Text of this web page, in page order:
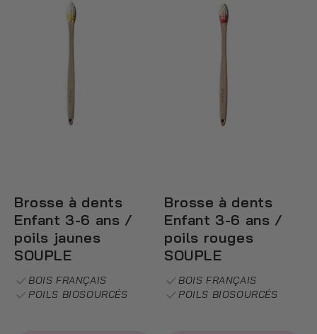
Brosse à dents
Enfant 3-6 ans /
poils jaunes
SOUPLE
BOIS FRANÇAIS
POILS BIOSOURCÉS
Brosse à dents
Enfant 3-6 ans /
poils rouges
SOUPLE
BOIS FRANÇAIS
POILS BIOSOURCÉS